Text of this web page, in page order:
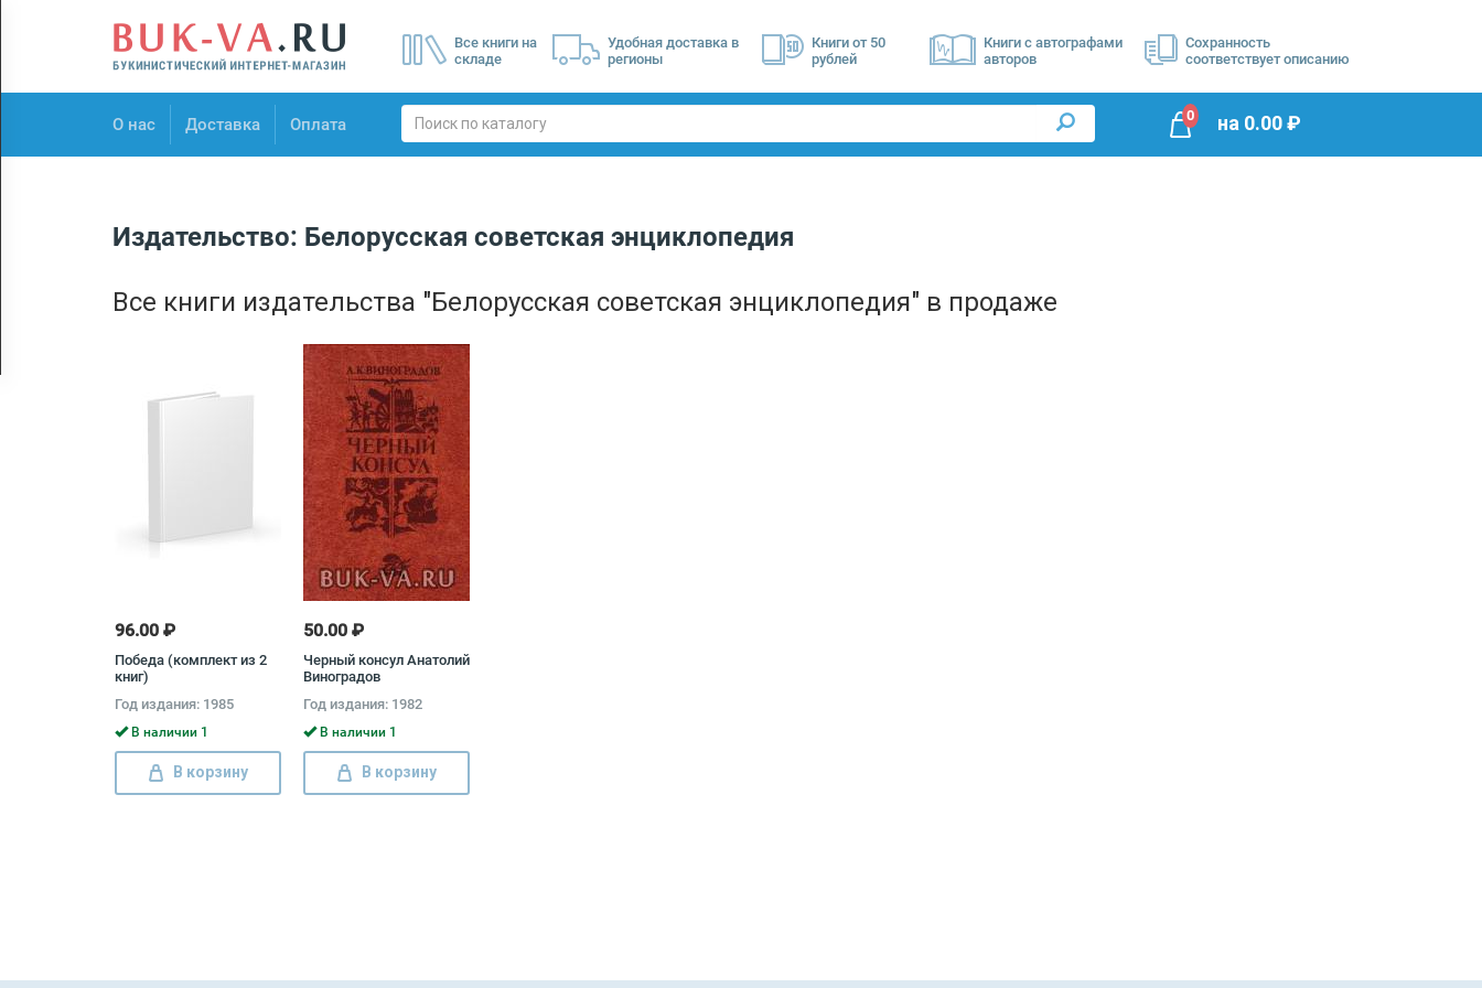
Все книги на
складе
Удобная доставка в
регионы
Книги от 50
рублей
Книги с автографами
авторов
Сохранность
соответствует описанию
О нас Доставка Оплата
О нас
0 на 0.00₽
Издательство: Белорусская советская энциклопедия
Все книги издательства "Белорусская советская энциклопедия" в продаже
96.00 ₽
Победа (комплект из 2
книг)
Год издания: 1985
В наличии 1
В корзину
50.00 ₽
Черный консул Анатолий
Виноградов
Год издания: 1982
В наличии 1
В корзину